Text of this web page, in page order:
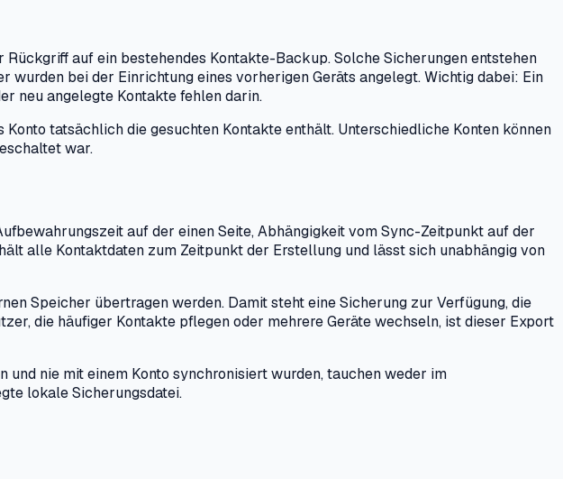
auf ein bestehendes Kontakte-Backup. Solche Sicherungen entstehen
bei der Einrichtung eines vorherigen Geräts angelegt. Wichtig dabei: Ein
neu angelegte Kontakte fehlen darin.
tatsächlich die gesuchten Kontakte enthält. Unterschiedliche Konten können
war.
auf der einen Seite, Abhängigkeit vom Sync-Zeitpunkt auf der
alle Kontaktdaten zum Zeitpunkt der Erstellung und lässt sich unabhängig von
Speicher übertragen werden. Damit steht eine Sicherung zur Verfügung, die
die häufiger Kontakte pflegen oder mehrere Geräte wechseln, ist dieser Export
nie mit einem Konto synchronisiert wurden, tauchen weder im
lokale Sicherungsdatei.